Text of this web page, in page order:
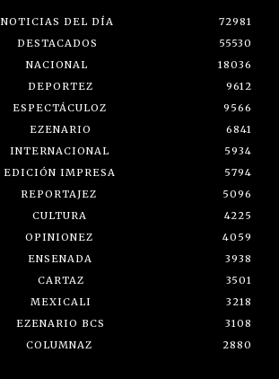
NOTICIAS DEL DÍA
72981
DESTACADOS
55530
NACIONAL
18036
DEPORTEZ
9612
ESPECTÁCULOZ
9566
EZENARIO
6841
INTERNACIONAL
5934
EDICIÓN IMPRESA
5794
REPORTAJEZ
5096
CULTURA
4225
OPINIONEZ
4059
ENSENADA
3938
CARTAZ
3501
MEXICALI
3218
EZENARIO BCS
3108
COLUMNAZ
2880